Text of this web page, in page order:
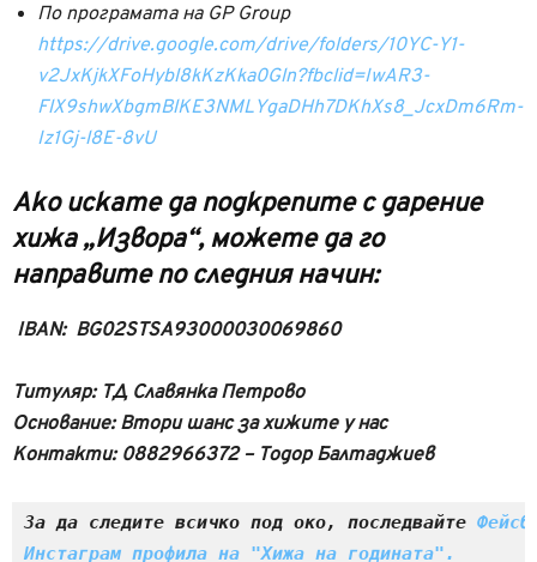
По програмата на GP Group
https://drive.google.com/drive/folders/10YC-Y1-
v2JxKjkXFoHybl8kKzKka0Gln?fbclid=IwAR3-
FlX9shwXbgmBlKE3NMLYgaDHh7DKhXs8_JcxDm6Rm-
Iz1Gj-l8E-8vU
Ако искате да подкрепите с дарение
хижа „Извора“, можете да го
направите по следния начин:
IBAN: BG02STSA93000030069860
Титуляр: ТД Славянка Петрово
Основание: Втори шанс за хижите у нас
Контакти: 0882966372 – Тодор Балтаджиев
За да следите всичко под око, последвайте
Инстаграм профила на "Хижа на годината".